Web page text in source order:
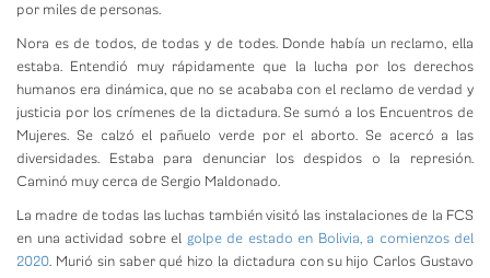
por miles de personas.
Nora es de todos, de todas y de todes. Donde había un reclamo, ella
estaba. Entendió muy rápidamente que la lucha por los derechos
humanos era dinámica, que no se acababa con el reclamo de verdad y
justicia por los crímenes de la dictadura. Se sumó a los Encuentros de
Mujeres. Se calzó el pañuelo verde por el aborto. Se acercó a las
diversidades. Estaba para denunciar los despidos o la represión.
Caminó muy cerca de Sergio Maldonado.
La madre de todas las luchas también visitó las instalaciones de la FCS
en una actividad sobre el golpe de estado en Bolivia, a comienzos del
2020. Murió sin saber qué hizo la dictadura con su hijo Carlos Gustavo